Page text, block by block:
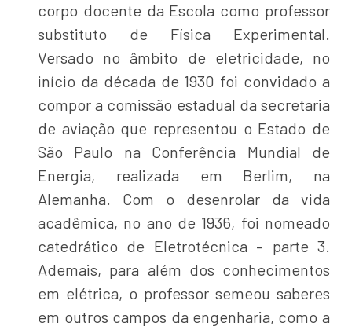
corpo docente da Escola como professor
substituto de Física Experimental.
Versado no âmbito de eletricidade, no
início da década de 1930 foi convidado a
compor a comissão estadual da secretaria
de aviação que representou o Estado de
São Paulo na Conferência Mundial de
Energia, realizada em Berlim, na
Alemanha. Com o desenrolar da vida
acadêmica, no ano de 1936, foi nomeado
catedrático de Eletrotécnica – parte 3.
Ademais, para além dos conhecimentos
em elétrica, o professor semeou saberes
em outros campos da engenharia, como a